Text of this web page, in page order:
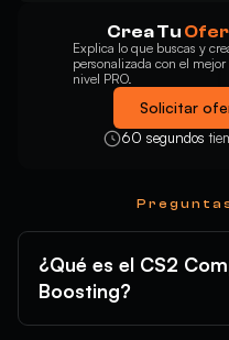
Crea Tu
Explica lo que buscas y
personalizada con el
nivel PRO.
Solicitar
60 segundos
¿Qué es el CS2
Boosting?